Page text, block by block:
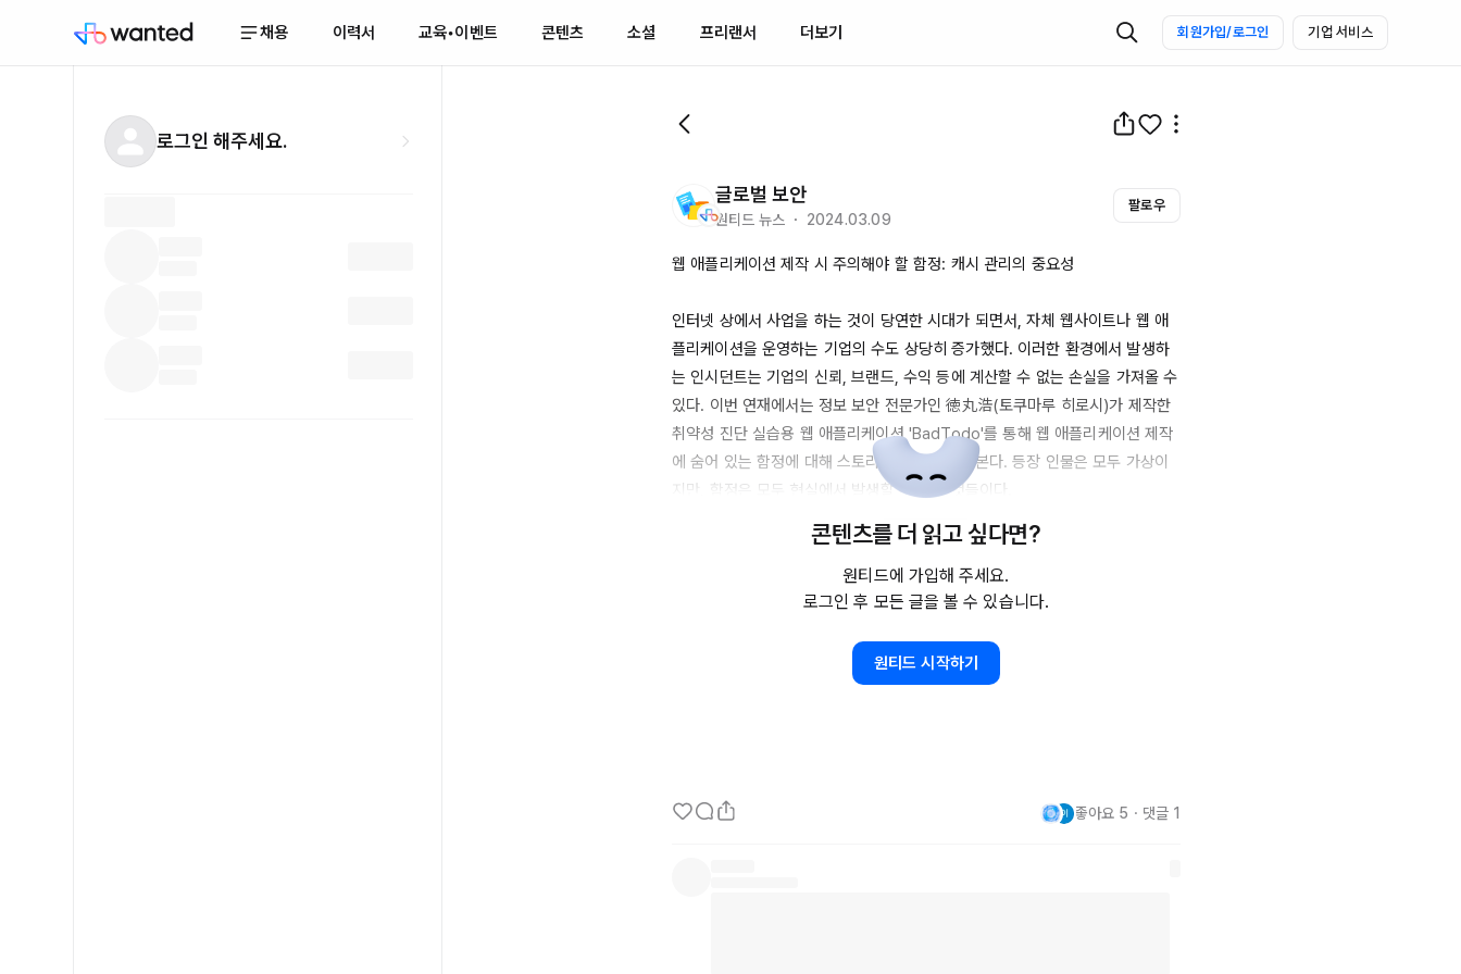
채용 이력서 교육•이벤트 콘텐츠 소셜 프리랜서 더보기 회원가입/로그인 기업 서비스
로그인 해주세요.
글로벌 보안
원티드 뉴스 ・ 2024.03.09
팔로우
웹 애플리케이션 제작 시 주의해야 할 함정: 캐시 관리의 중요성
인터넷 상에서 사업을 하는 것이 당연한 시대가 되면서, 자체 웹사이트나 웹 애
플리케이션을 운영하는 기업의 수도 상당히 증가했다. 이러한 환경에서 발생하
는 인시던트는 기업의 신뢰, 브랜드, 수익 등에 계산할 수 없는 손실을 가져올 수
있다. 이번 연재에서는 정보 보안 전문가인 徳丸浩(토쿠마루 히로시)가 제작한
취약성 진단 실습용 웹 애플리케이션 'BadTodo'를 통해 웹 애플리케이션 제작
에 숨어 있는 함정에 대해 스토리 형식으로 배워본다. 등장 인물은 모두 가상이
지만, 함정은 모두 현실에서 발생할 수 있는 것들이다.
이번 회에서는 캐시에 대해 확인해보는 시간을 가진다. 웹 애플리케이션 제작에
캐시 서버를 활용한 것은 좋지만, 캐시 관리에 주의하지 않으면 정보 유출의 위
험이 있다는 점을 지적한다. 예를 들어, 사용자의 ID나 이메일 주소가 포함된 마
하지 않은 다른 브라우저에서 열어보면 개인 정보가 노출될 수 있다.
콘텐츠를 더 읽고 싶다면?
원티드에 가입해 주세요.
로그인 후 모든 글을 볼 수 있습니다.
원티드 시작하기
좋아요 5 ・ 댓글 1